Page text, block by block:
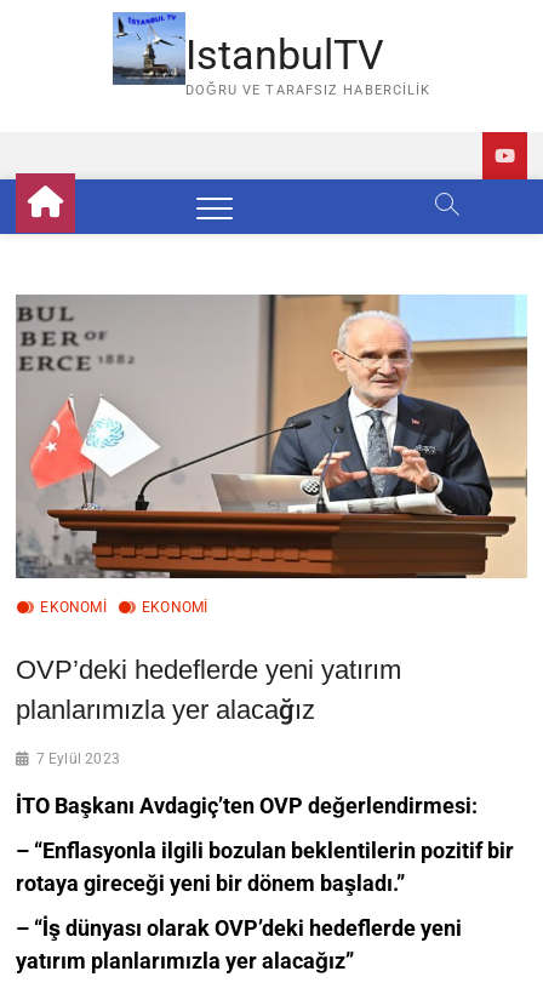
IstanbulTV
DOĞRU VE TARAFSIZ HABERCILIK
EKONOMİ EKONOMI
OVP’deki hedeflerde yeni yatırım
planlarımızla yer alacağız
7 Eylül 2023
İTO Başkanı Avdagiç’ten OVP değerlendirmesi:
– “Enflasyonla ilgili bozulan beklentilerin pozitif bir
rotaya gireceği yeni bir dönem başladı.”
– “İş dünyası olarak OVP’deki hedeflerde yeni
yatırım planlarımızla yer alacağız”